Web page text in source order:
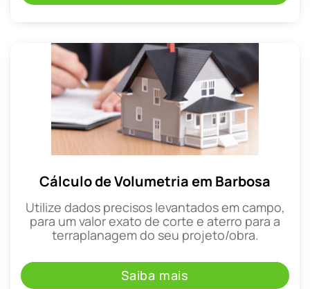
Cálculo de Volumetria em Barbosa
Utilize dados precisos levantados em campo,
para um valor exato de corte e aterro para a
terraplanagem do seu projeto/obra.
Saiba mais